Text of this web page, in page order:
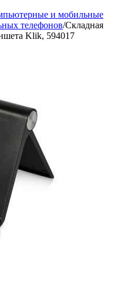
и мобильные
телефонов/Складная
Klik, 594017